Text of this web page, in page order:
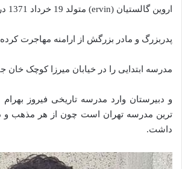
اروین گالستیان (ervin) متولد 19 خرداد 1371 در تهران، بازیگر است.
پدربزرگ و مادر بزرگش از ارامنه مهاجرت کرده
مدرسه ابتدایی را در خیابان میرزا کوچک خان
و دبیرستان وارد مدرسه تاریخی فیروز
ترین مدرسه تهران است چون از هر مذهب و
داشت.